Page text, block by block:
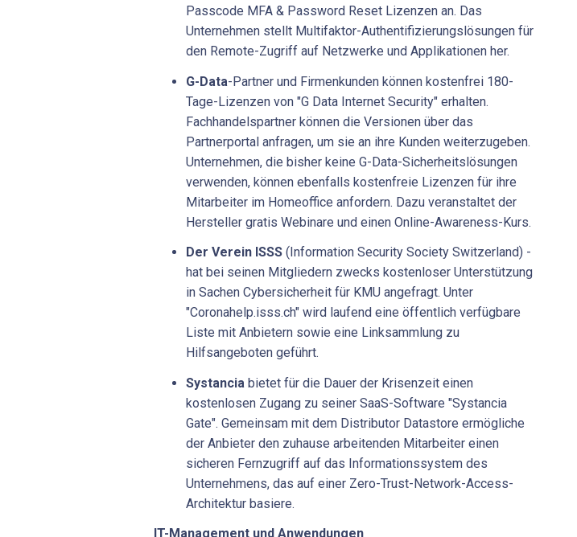
Passcode MFA & Password Reset Lizenzen an. Das
Unternehmen stellt Multifaktor-Authentifizierungslösungen für
den Remote-Zugriff auf Netzwerke und Applikationen her.
G-Data-Partner und Firmenkunden können kostenfrei 180-
Tage-Lizenzen von "G Data Internet Security" erhalten.
Fachhandelspartner können die Versionen über das
Partnerportal anfragen, um sie an ihre Kunden weiterzugeben.
Unternehmen, die bisher keine G-Data-Sicherheitslösungen
verwenden, können ebenfalls kostenfreie Lizenzen für ihre
Mitarbeiter im Homeoffice anfordern. Dazu veranstaltet der
Hersteller gratis Webinare und einen Online-Awareness-Kurs.
Der Verein ISSS (Information Security Society Switzerland) -
hat bei seinen Mitgliedern zwecks kostenloser Unterstützung
in Sachen Cybersicherheit für KMU angefragt. Unter
"Coronahelp.isss.ch" wird laufend eine öffentlich verfügbare
Liste mit Anbietern sowie eine Linksammlung zu
Hilfsangeboten geführt.
Systancia bietet für die Dauer der Krisenzeit einen
kostenlosen Zugang zu seiner SaaS-Software "Systancia
Gate". Gemeinsam mit dem Distributor Datastore ermögliche
der Anbieter den zuhause arbeitenden Mitarbeiter einen
sicheren Fernzugriff auf das Informationssystem des
Unternehmens, das auf einer Zero-Trust-Network-Access-
Architektur basiere.
IT-Management und Anwendungen